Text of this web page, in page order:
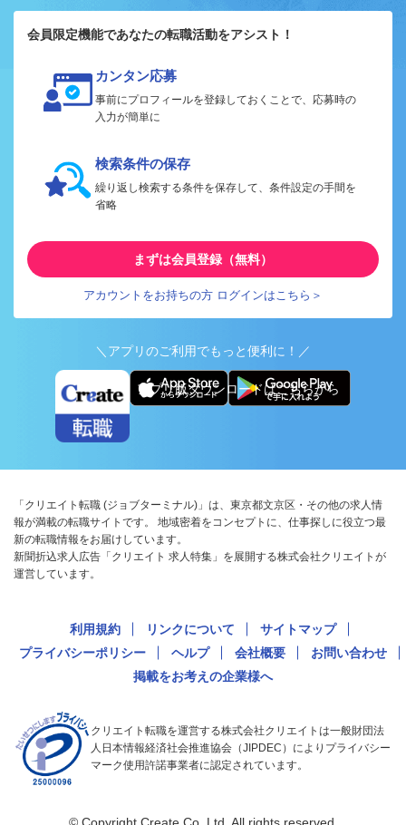
会員限定機能であなたの転職活動をアシスト！
カンタン応募
事前にプロフィールを登録しておくことで、応募時の
入力が簡単に
検索条件の保存
繰り返し検索する条件を保存して、条件設定の手間を
省略
まずは会員登録（無料）
アカウントをお持ちの方 ログインはこちら＞
＼アプリのご利用でもっと便利に！／
アプリ版ダウンロードはこちらから
「クリエイト転職 (ジョブターミナル)」は、東京都文京区・その他の求人情
報が満載の転職サイトです。 地域密着をコンセプトに、仕事探しに役立つ最
新の転職情報をお届けしています。
新聞折込求人広告「クリエイト 求人特集」を展開する株式会社クリエイトが
運営しています。
利用規約 リンクについて
サイトマップ
プライバシーポリシー
ヘルプ 会社概要
お問い合わせ
掲載をお考えの企業様へ
クリエイト転職を運営する株式会社クリエイトは一般財団法
人日本情報経済社会推進協会（JIPDEC）によりプライバシー
マーク使用許諾事業者に認定されています。